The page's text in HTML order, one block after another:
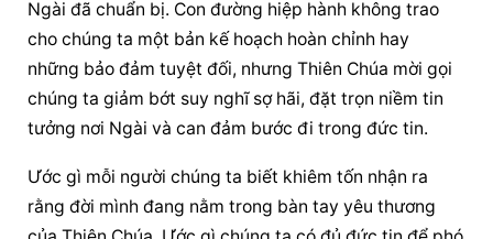
Ngài đã chuẩn bị. Con đường hiệp hành không trao
cho chúng ta một bản kế hoạch hoàn chỉnh hay
những bảo đảm tuyệt đối, nhưng Thiên Chúa mời gọi
chúng ta giảm bớt suy nghĩ sợ hãi, đặt trọn niềm tin
tưởng nơi Ngài và can đảm bước đi trong đức tin.
Ước gì mỗi người chúng ta biết khiêm tốn nhận ra
rằng đời mình đang nằm trong bàn tay yêu thương